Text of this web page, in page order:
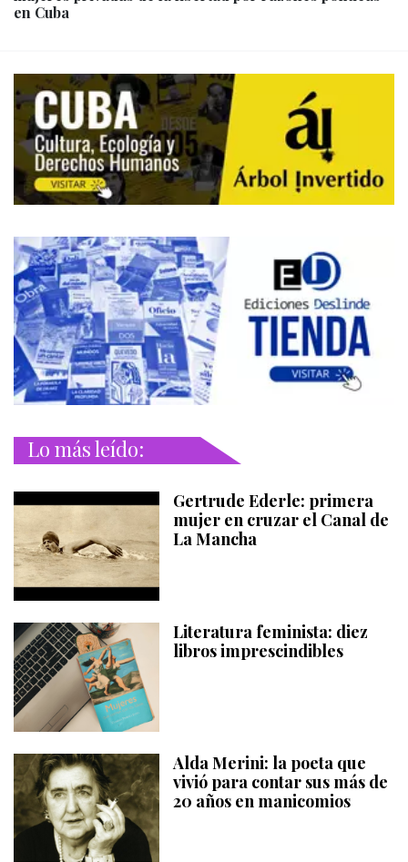
en Cuba
Lo más leído:
Gertrude Ederle: primera
mujer en cruzar el Canal de
La Mancha
Literatura feminista: diez
libros imprescindibles
Alda Merini: la poeta que
vivió para contar sus más de
20 años en manicomios